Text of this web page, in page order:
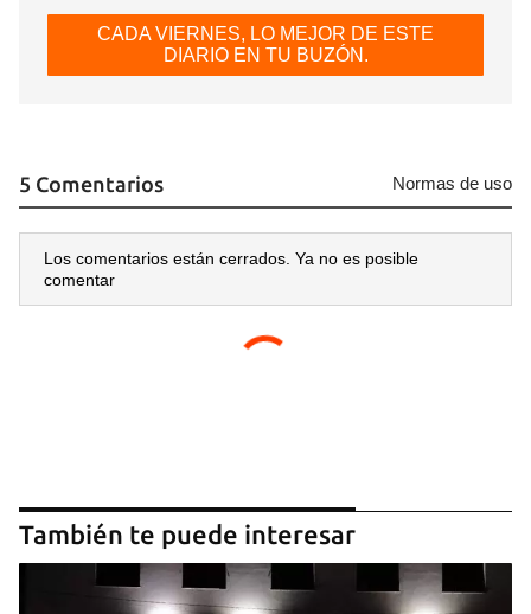
CADA VIERNES, LO MEJOR DE ESTE
DIARIO EN TU BUZÓN.
5 Comentarios Normas de uso
Los comentarios están cerrados. Ya no es posible
comentar
También te puede interesar